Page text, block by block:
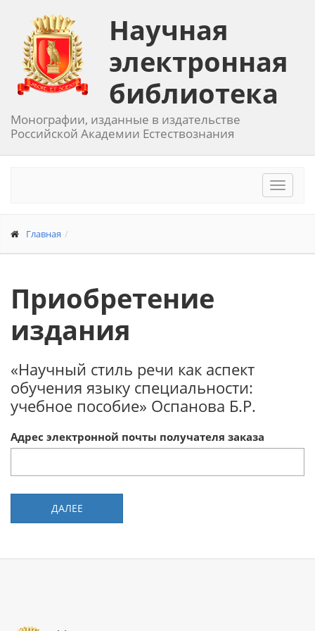
Научная
электронная
библиотека
Монографии, изданные в издательстве
Российской Академии Естествознания
Toggle
Главная
Приобретение
издания
«Научный стиль речи как аспект
обучения языку специальности:
учебное пособие» Оспанова Б.Р.
Адрес электронной почты получателя заказа
ДАЛЕЕ